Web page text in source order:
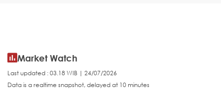
Market Watch
Last updated : 03.18 WIB | 24/07/2026
Data is a realtime snapshot, delayed at 10 minutes